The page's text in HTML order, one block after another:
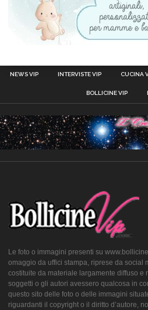
NEWS VIP INTERVISTE VIP CUCINA
BOLLICINE VIP
Le foto o immagini presenti su
omaggio da uffici stampa, riprese da social
costituite da materiale largamente diffuso e
soggetti o gli autori avessero qualcosa in
questo sito delle foto o delle immagini
riguardanti il copyright o il diritto d’autore,